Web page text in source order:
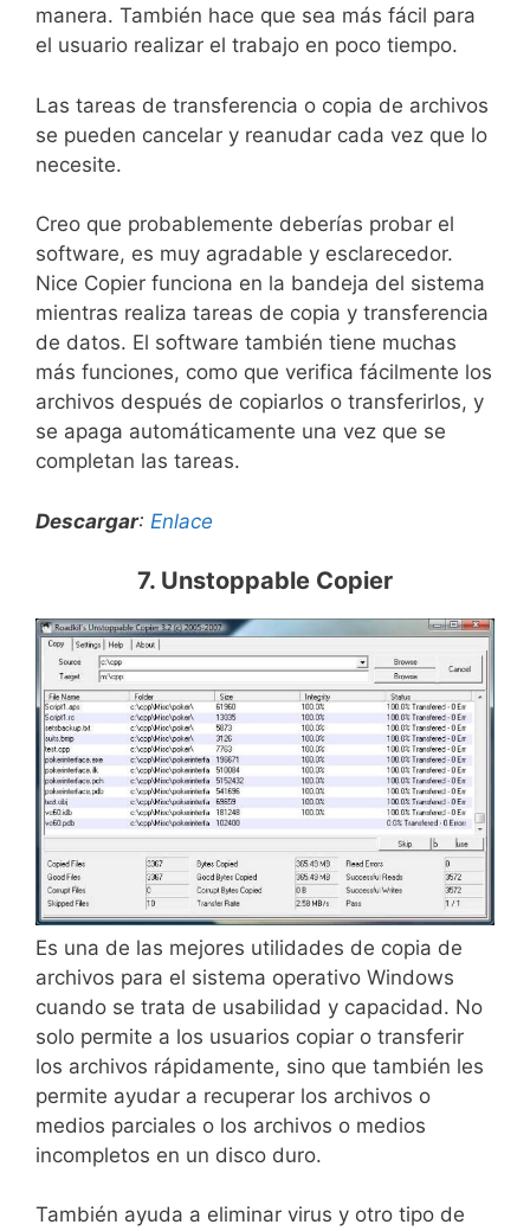
manera. También hace que sea más fácil para
el usuario realizar el trabajo en poco tiempo.
Las tareas de transferencia o copia de archivos
se pueden cancelar y reanudar cada vez que lo
necesite.
Creo que probablemente deberías probar el
software, es muy agradable y esclarecedor.
Nice Copier funciona en la bandeja del sistema
mientras realiza tareas de copia y transferencia
de datos. El software también tiene muchas
más funciones, como que verifica fácilmente los
archivos después de copiarlos o transferirlos, y
se apaga automáticamente una vez que se
completan las tareas.
Descargar: Enlace
7. Unstoppable Copier
Es una de las mejores utilidades de copia de
archivos para el sistema operativo Windows
cuando se trata de usabilidad y capacidad. No
solo permite a los usuarios copiar o transferir
los archivos rápidamente, sino que también les
permite ayudar a recuperar los archivos o
medios parciales o los archivos o medios
incompletos en un disco duro.
También ayuda a eliminar virus y otro tipo de